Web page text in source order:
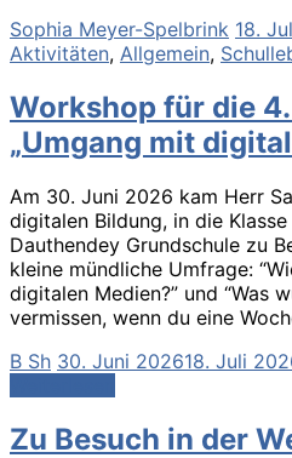
Sophia Meyer-Spelbrink 18.
Aktivitäten, Allgemein,
Workshop für die
„Umgang mit
Am 30. Juni 2026 kam Herr
digitalen Bildung, in die
Dauthendey Grundschule zu
kleine mündliche Umfrage:
digitalen Medien?” und “Was
vermissen, wenn du eine
B Sh 30. Juni 202618. Juli
Zu Besuch in der